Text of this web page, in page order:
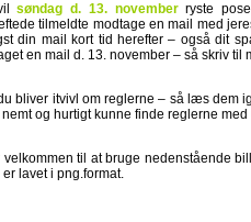
søndag d. 13. novemberryste
tilmeldte modtage en mail med
din mail kort tid herefter – også dit
en mail d. 13. november – så skriv til
bliver itvivl om reglerne – så læs dem
og hurtigt kunne finde reglerne
velkommen til at bruge nedenstående
er lavet i png.format.